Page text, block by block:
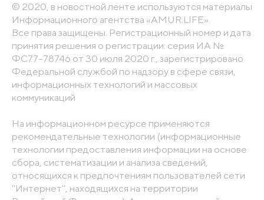
© 2020, в новостной ленте используются материалы
Информационного агентства «AMUR.LIFE».
Все права защищены. Регистрационный номер и дата
принятия решения о регистрации: серия ИА №
ФС77-78746 от 30 июля 2020 г., зарегистрировано
Федеральной службой по надзору в сфере связи,
информационных технологий и массовых
коммуникаций
На информационном ресурсе применяются
рекомендательные технологии (информационные
технологии предоставления информации на основе
сбора, систематизации и анализа сведений,
относящихся к предпочтениям пользователей сети
"Интернет", находящихся на территории